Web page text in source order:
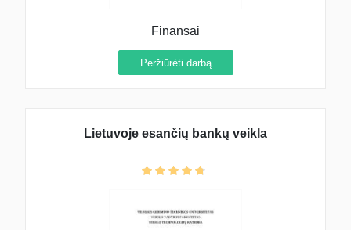
Finansai
Peržiūrėti darbą
Lietuvoje esančių bankų veikla